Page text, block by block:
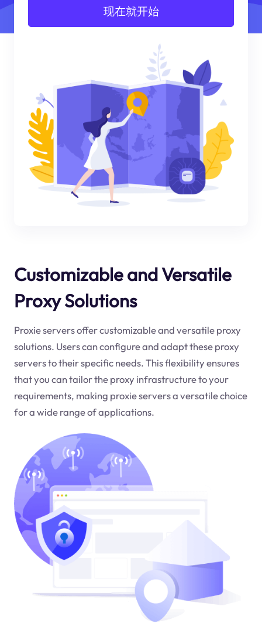
现在就开始
Customizable and Versatile
Proxy Solutions
Proxie servers offer customizable and versatile proxy
solutions. Users can configure and adapt these proxy
servers to their specific needs. This flexibility ensures
that you can tailor the proxy infrastructure to your
requirements, making proxie servers a versatile choice
for a wide range of applications.